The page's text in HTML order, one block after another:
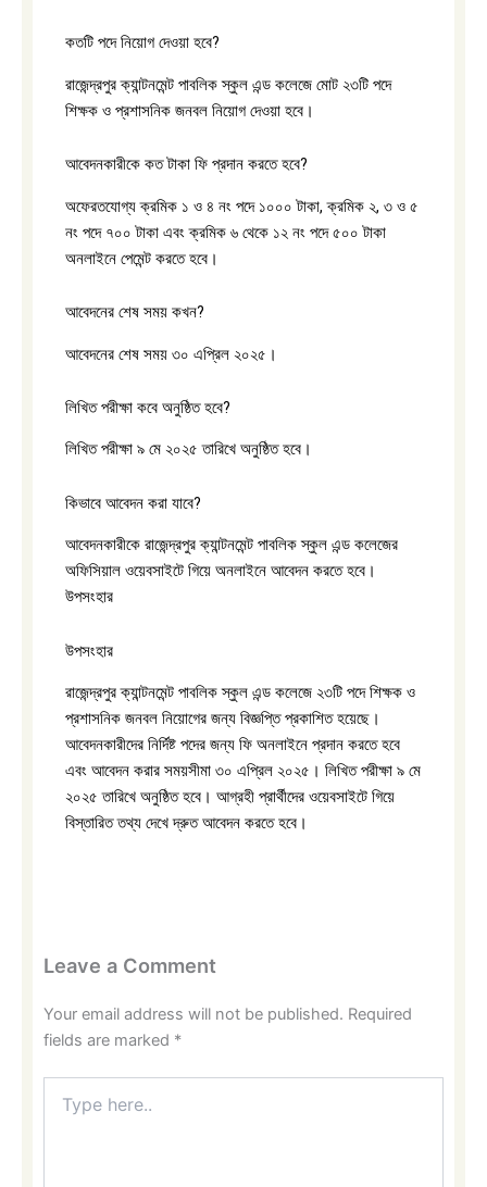
কতটি পদে নিয়োগ দেওয়া হবে?
রাজেন্দ্রপুর ক্যান্টনমেন্ট পাবলিক স্কুল এন্ড কলেজে মোট ২৩টি পদে
শিক্ষক ও প্রশাসনিক জনবল নিয়োগ দেওয়া হবে।
আবেদনকারীকে কত টাকা ফি প্রদান করতে হবে?
অফেরতযোগ্য ক্রমিক ১ ও ৪ নং পদে ১০০০ টাকা, ক্রমিক ২, ৩ ও ৫
নং পদে ৭০০ টাকা এবং ক্রমিক ৬ থেকে ১২ নং পদে ৫০০ টাকা
অনলাইনে পেমেন্ট করতে হবে।
আবেদনের শেষ সময় কখন?
আবেদনের শেষ সময় ৩০ এপ্রিল ২০২৫।
লিখিত পরীক্ষা কবে অনুষ্ঠিত হবে?
লিখিত পরীক্ষা ৯ মে ২০২৫ তারিখে অনুষ্ঠিত হবে।
কিভাবে আবেদন করা যাবে?
আবেদনকারীকে রাজেন্দ্রপুর ক্যান্টনমেন্ট পাবলিক স্কুল এন্ড কলেজের
অফিসিয়াল ওয়েবসাইটে গিয়ে অনলাইনে আবেদন করতে হবে।
উপসংহার
উপসংহার
রাজেন্দ্রপুর ক্যান্টনমেন্ট পাবলিক স্কুল এন্ড কলেজে ২৩টি পদে শিক্ষক ও
প্রশাসনিক জনবল নিয়োগের জন্য বিজ্ঞপ্তি প্রকাশিত হয়েছে।
আবেদনকারীদের নির্দিষ্ট পদের জন্য ফি অনলাইনে প্রদান করতে হবে
এবং আবেদন করার সময়সীমা ৩০ এপ্রিল ২০২৫। লিখিত পরীক্ষা ৯ মে
২০২৫ তারিখে অনুষ্ঠিত হবে। আগ্রহী প্রার্থীদের ওয়েবসাইটে গিয়ে
বিস্তারিত তথ্য দেখে দ্রুত আবেদন করতে হবে।
Leave a Comment
Your email address will not be published. Required
fields are marked *
here..